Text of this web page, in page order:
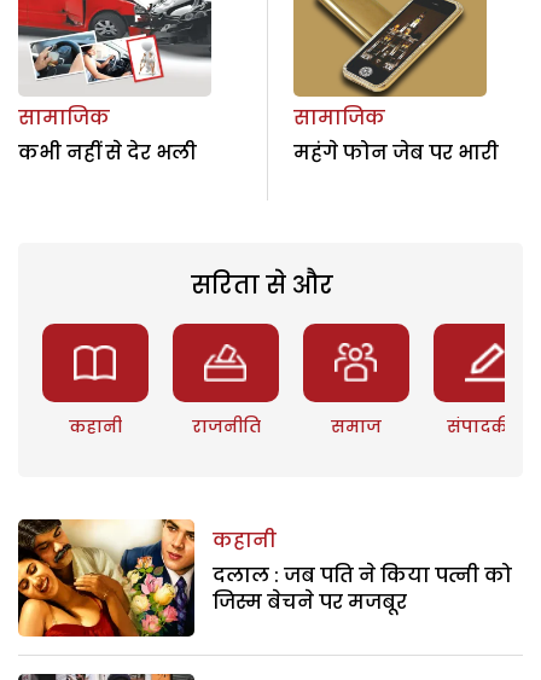
सामाजिक
कभी नहीं से देर भली
सामाजिक
महंगे फोन जेब पर भारी
सरिता से और
कहानी राजनीति समाज संपादकीय
कहानी
दलाल : जब पति ने किया पत्नी को
जिस्म बेचने पर मजबूर